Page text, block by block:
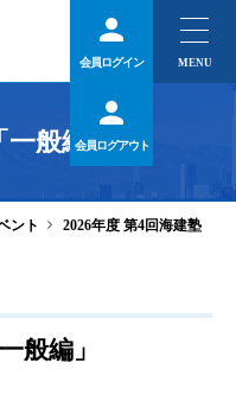
会員ログイン
会員ログアウト
一般編」
ント >
2026年度 第4回海建塾
般編」